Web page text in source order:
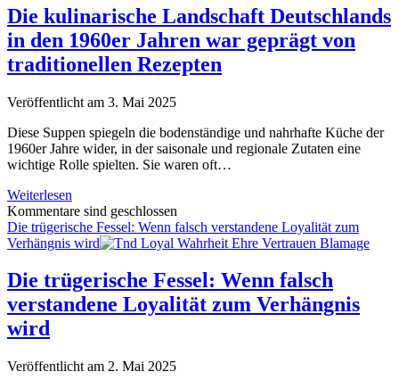
nicht
so
viel!“
„Denkt
mal
Die kulinarische Landschaft Deutschlands
in den 1960er Jahren war geprägt von
traditionellen Rezepten
Veröffentlicht am 3. Mai 2025
Diese Suppen spiegeln die bodenständige und nahrhafte Küche der
1960er Jahre wider, in der saisonale und regionale Zutaten eine
wichtige Rolle spielten. Sie waren oft…
Weiterlesen
kulinarische
Landschaft
Deutschlands
den
1960er
Jahren
traditionellen
Kommentare sind geschlossen
Die trügerische Fessel: Wenn falsch verstandene Loyalität zum
Verhängnis wird
Die trügerische Fessel: Wenn falsch
verstandene Loyalität zum Verhängnis
wird
Veröffentlicht am 2. Mai 2025